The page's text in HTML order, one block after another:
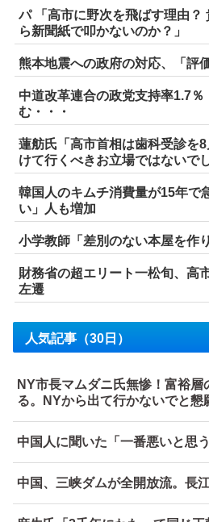
パ 「高市に野次を飛ばす理由？
ら新聞紙で叩かないのか？」
熊本地震への政府の対応、「評
中道改革連合の政党支持率1.7
む・・・
蓮舫氏「高市首相は歯科受診を
けて行くべきお立場ではないで
韓国人のキムチ消費量が15年
い」人も増加
小学教師「差別のない本屋を作
財務省の超エリート一松旬、高
左遷
人気記事（30日）
NY市長マムダニ氏無惨！富裕層
る。NYから出て行かないでと懇
中国人に聞いた「一番悪いと
中国、三峡ダムが全開放流。長